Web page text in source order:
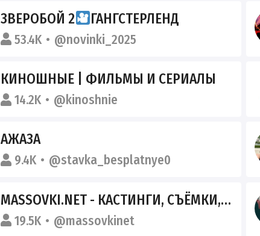
ЗВЕРОБОЙ 2 ГАНГСТЕРЛЕНД
53.4K @novinki_2025
КИНОШНЫЕ | ФИЛЬМЫ И СЕРИАЛЫ
14.2K @kinoshnie
АЖАЗА
9.4K @stavka_besplatnye0
MASSOVKI.NET - КАСТИНГИ, СЪЁМКИ, МАССОВКА. МОСКВА
19.5K @massovkinet